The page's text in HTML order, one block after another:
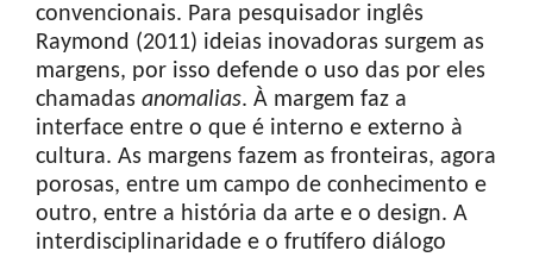
convencionais. Para pesquisador inglês
Raymond (2011) ideias inovadoras surgem as
margens, por isso defende o uso das por eles
chamadas anomalias. À margem faz a
interface entre o que é interno e externo à
cultura. As margens fazem as fronteiras, agora
porosas, entre um campo de conhecimento e
outro, entre a história da arte e o design. A
interdisciplinaridade e o frutífero diálogo